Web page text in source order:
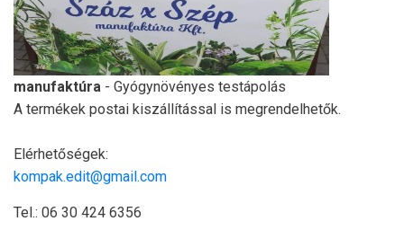
manufaktúra - Gyógynövényes testápolás
A termékek postai kiszállítással is megrendelhetők.
Elérhetőségek:
kompak.edit@gmail.com
Tel.: 06 30 424 6356